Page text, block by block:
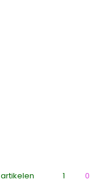
artikelen 1 0